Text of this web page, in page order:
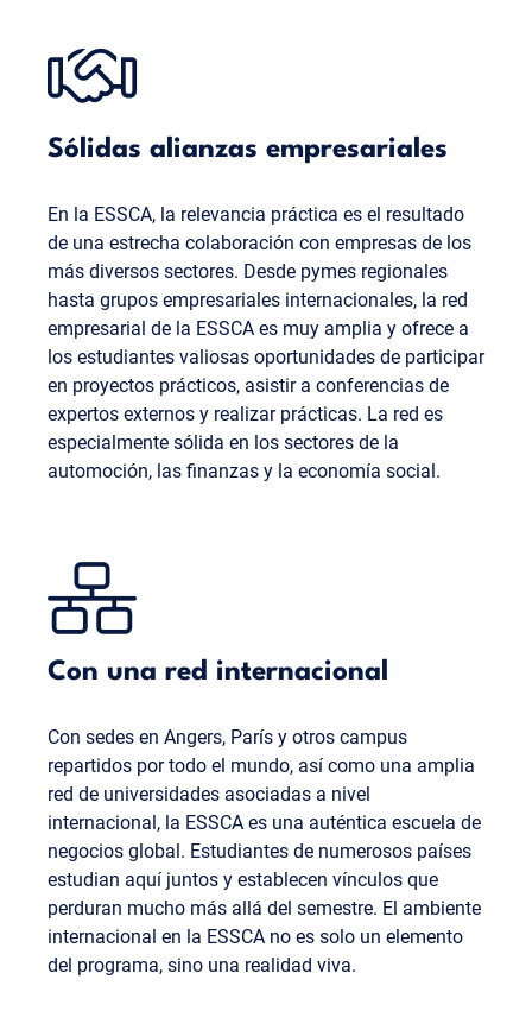
Sólidas alianzas empresariales
En la ESSCA, la relevancia práctica es el resultado
de una estrecha colaboración con empresas de los
más diversos sectores. Desde pymes regionales
hasta grupos empresariales internacionales, la red
empresarial de la ESSCA es muy amplia y ofrece a
los estudiantes valiosas oportunidades de participar
en proyectos prácticos, asistir a conferencias de
expertos externos y realizar prácticas. La red es
especialmente sólida en los sectores de la
automoción, las finanzas y la economía social.
Con una red internacional
Con sedes en Angers, París y otros campus
repartidos por todo el mundo, así como una amplia
red de universidades asociadas a nivel
internacional, la ESSCA es una auténtica escuela de
negocios global. Estudiantes de numerosos países
estudian aquí juntos y establecen vínculos que
perduran mucho más allá del semestre. El ambiente
internacional en la ESSCA no es solo un elemento
del programa, sino una realidad viva.